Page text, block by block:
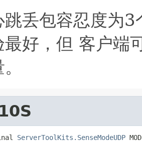
跳丢包容忍度为
最好，但 客户端
ServerToolKits.SenseModeUDP